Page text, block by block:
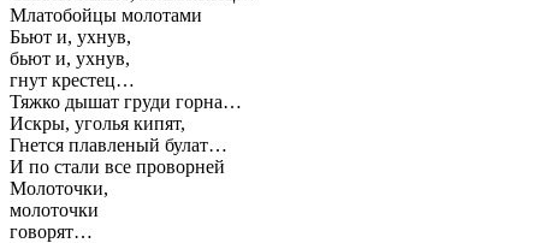
Млатобойцы молотами
Бьют и, ухнув,
бьют и, ухнув,
гнут крестец…
Тяжко дышат груди горна…
Искры, уголья кипят,
Гнется плавленый булат…
И по стали все проворней
Молоточки,
молоточки
говорят…